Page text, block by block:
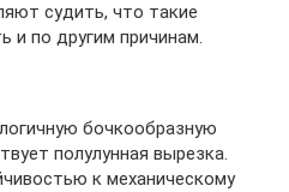
судить, что такие
и по другим причинам.
бочкообразную
полулунная вырезка.
к механическому